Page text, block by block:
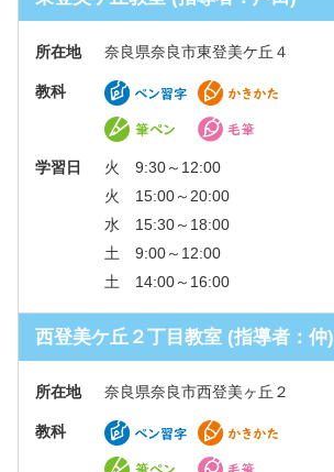
所在地 奈良県奈良市東登美ケ丘４
教科
学習日
火 9:30～12:00
火 15:00～20:00
水 15:30～18:00
土 9:00～12:00
土 14:00～16:00
西登美ケ丘２丁目教室 (指導者：仲)
所在地 奈良県奈良市西登美ヶ丘２
教科